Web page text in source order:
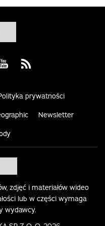
Instagram
us on Youtube
Visit us on Rss
prywatności
Newsletter
zdjęć i materiałów wideo
lub w części wymaga
wydawcy.